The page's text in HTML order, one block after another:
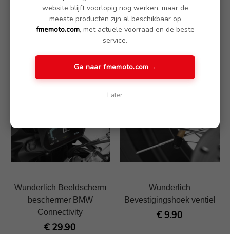
Wunderlich Set
Knipperlicht beschermer
€ 49.90
Wunderlich Sleutel hoes
leer
Wunderlich Beeldscherm
beschermer BMW
Connectivity
€ 29.90
Wunderlich
Bevestigingshoek ventiel
€ 9.90
website blijft voorlopig nog werken, maar de
meeste producten zijn al beschikbaar op
fmemoto.com, met actuele voorraad en de beste
service.
Ga naar fmemoto.com→
Later